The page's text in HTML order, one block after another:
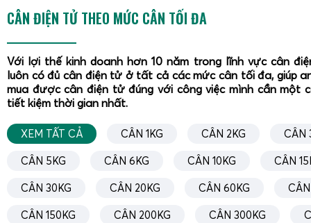
CÂN ĐIỆN TỬ THEO MỨC CÂN TỐI ĐA
Với lợi thế kinh doanh hơn 10 năm trong lĩnh vực cân
luôn có đủ cân điện tử ở tất cả các mức cân tối đa, giúp
mua được cân điện tử đúng với công việc mình cần một
tiết kiệm thời gian nhất.
XEM TẤT CẢ CÂN 1KG CÂN 2KG CÂN
CÂN 5KG CÂN 6KG CÂN 10KG CÂN
CÂN 30KG CÂN 20KG CÂN 60KG
CÂN 150KG CÂN 200KG CÂN 300KG